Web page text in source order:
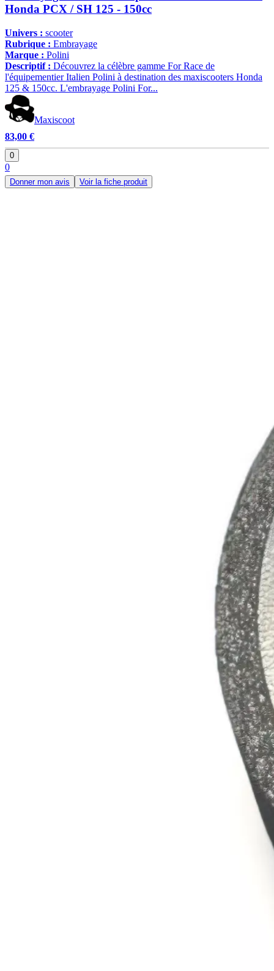
Honda PCX / SH 125 - 150cc
Univers : scooter
Rubrique : Embrayage
Marque : Polini
Descriptif : Découvrez la célèbre gamme For Race de
l'équipementier Italien Polini à destination des maxiscooters Honda
125 & 150cc. L'embrayage Polini For...
Maxiscoot
83,00 €
0
0
Donner mon avis Voir la fiche produit